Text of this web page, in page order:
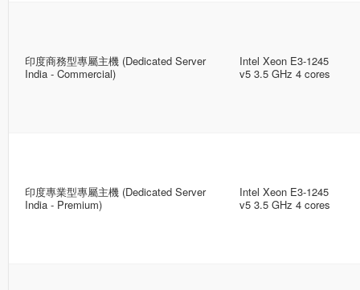
印度商務型專屬主機 (Dedicated Server
India - Commercial)
Intel Xeon E3-1245
v5 3.5 GHz 4 cores
印度專業型專屬主機 (Dedicated Server
India - Premium)
Intel Xeon E3-1245
v5 3.5 GHz 4 cores